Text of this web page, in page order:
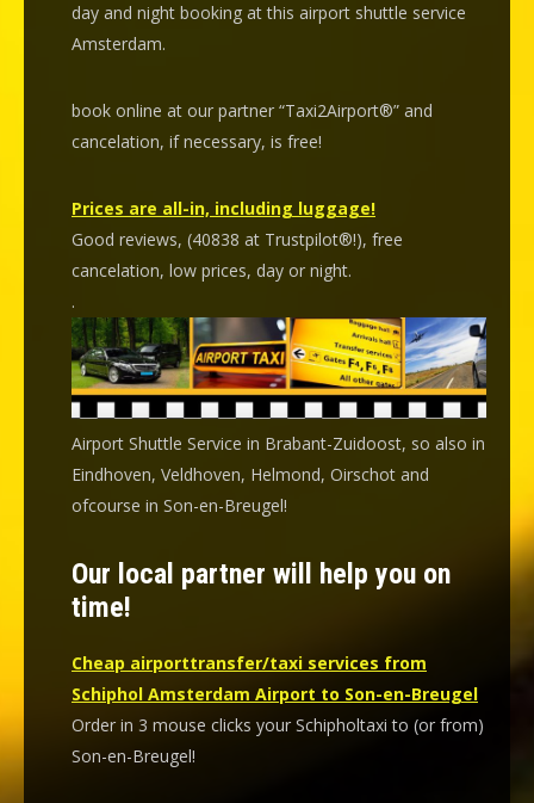
day and night booking at this airport shuttle service
Amsterdam.
book online at our partner “Taxi2Airport®” and
cancelation, if necessary, is free!
Prices are all-in, including luggage!
Good reviews, (40838 at Trustpilot®!), free
cancelation, low prices, day or night.
.
Airport Shuttle Service in Brabant-Zuidoost, so also in
Eindhoven, Veldhoven, Helmond, Oirschot and
ofcourse in Son-en-Breugel!
Our local partner will help you on
time!
Cheap airporttransfer/taxi services from
Schiphol Amsterdam Airport to Son-en-Breugel
Order in 3 mouse clicks your Schipholtaxi to (or from)
Son-en-Breugel!